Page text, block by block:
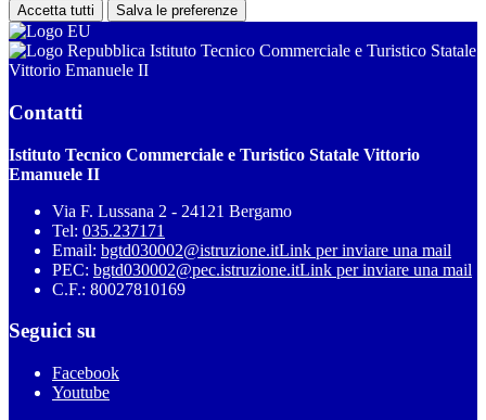
Accetta tutti Salva le preferenze
Istituto Tecnico Commerciale e Turistico Statale
Vittorio Emanuele II
Contatti
Istituto Tecnico Commerciale e Turistico Statale Vittorio
Emanuele II
Via F. Lussana 2 - 24121 Bergamo
Tel: 035.237171
Email: bgtd030002@istruzione.itLink per inviare una mail
PEC: bgtd030002@pec.istruzione.itLink per inviare una mail
C.F.: 80027810169
Seguici su
Facebook
Youtube